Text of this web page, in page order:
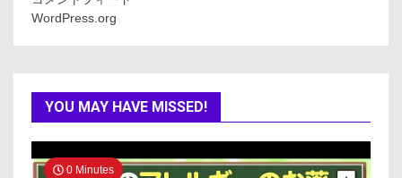
WordPress.org
YOU MAY HAVE MISSED!
0 Minutes